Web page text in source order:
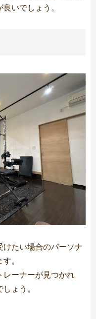
いでしょう。
たい場合のパーソナ
。
ーナーが見つかれ
ょう。